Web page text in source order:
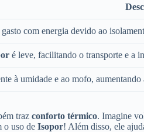
com energia devido ao
é leve, facilitando o transporte e a
à umidade e ao mofo,
traz conforto térmico. Imagine
o uso de Isopor! Além disso, ele